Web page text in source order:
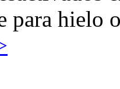
para hielo